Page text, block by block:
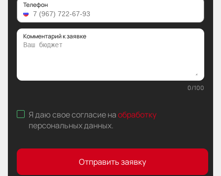
Телефон
Комментарий к заявке
0/100
Я даю свое согласие наобработку
персональных данных.
Отправить заявку